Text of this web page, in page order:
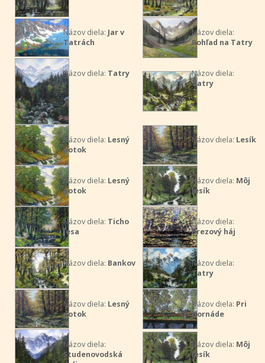
Názov diela: Jar v
Tatrách
Názov diela:
Pohľad na Tatry
Názov diela: Tatry
Názov diela:
Tatry
Názov diela: Lesný
potok
Názov diela: Lesík
Názov diela: Lesný
potok
Názov diela: Môj
lesík
Názov diela: Ticho
lesa
Názov diela:
Brezový háj
Názov diela: Bankov
Názov diela:
Tatry
Názov diela: Lesný
potok
Názov diela: Pri
Hornáde
Názov diela:
Studenovodská
Názov diela: Môj
lesík